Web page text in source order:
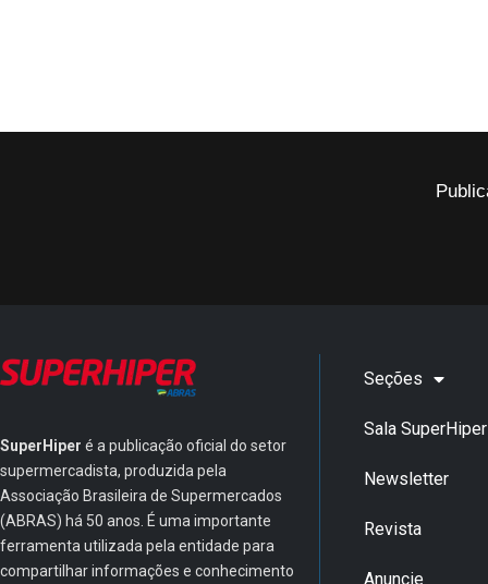
SuperHiper é a publicação oficial do setor
supermercadista, produzida pela
Associação Brasileira de Supermercados
(ABRAS) há 50 anos. É uma importante
ferramenta utilizada pela entidade para
compartilhar informações e conhecimento
Seções
Sala SuperHiper
Newsletter
Revista
Anuncie